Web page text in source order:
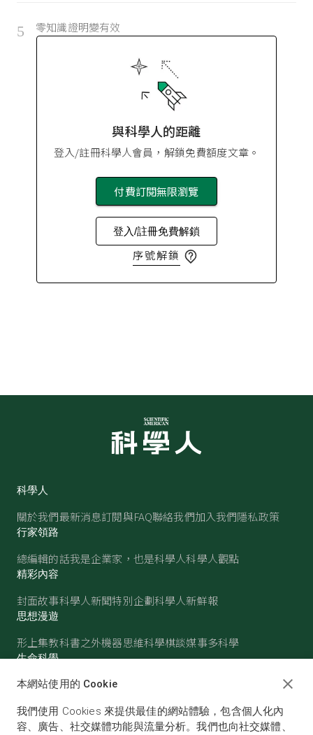
5 零知識證明變有效
與科學人的距離
登入/註冊科學人會員，解鎖免費額度文章。
付費訂閱無限瀏覽
登入/註冊免費解鎖
序號解鎖
科學人
關於我們最新消息訂閱與FAQ聯絡我們加入我們隱私政策
行家領路
總編輯的話我是企業家，也是科學人科學人觀點
精彩內容
封面故事科學人新聞特別企劃科學人新鮮報
思想漫遊
形上集教科書之外機器思維科學棋談媒事多科學
生命科學
醫學古生物心理學生態學
物理 化學地球科學天文
本網站使用的 Cookie
我們使用 Cookies 來提供最佳的網站體驗，包含個人化內
容、廣告、社交媒體功能與流量分析。我們也向社交媒體、